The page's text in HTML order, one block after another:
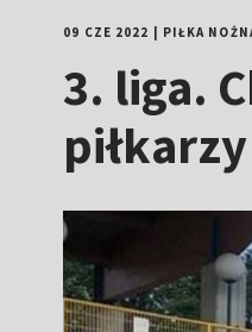
09 CZE 2022 PIŁKA
3. liga.